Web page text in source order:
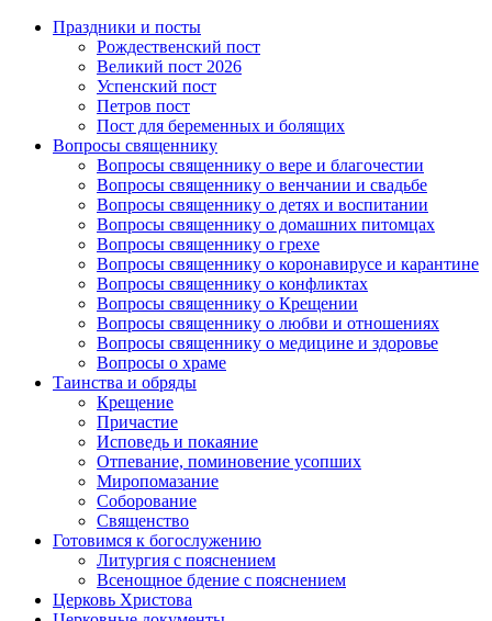
Праздники и посты
Рождественский пост
Великий пост 2026
Успенский пост
Петров пост
Пост для беременных и болящих
Вопросы священнику
Вопросы священнику о вере и благочестии
Вопросы священнику о венчании и свадьбе
Вопросы священнику о детях и воспитании
Вопросы священнику о домашних питомцах
Вопросы священнику о грехе
Вопросы священнику о коронавирусе и карантине
Вопросы священнику о конфликтах
Вопросы священнику о Крещении
Вопросы священнику о любви и отношениях
Вопросы священнику о медицине и здоровье
Вопросы о храме
Таинства и обряды
Крещение
Причастие
Исповедь и покаяние
Отпевание, поминовение усопших
Миропомазание
Соборование
Священство
Готовимся к богослужению
Литургия с пояснением
Всенощное бдение с пояснением
Церковь Христова